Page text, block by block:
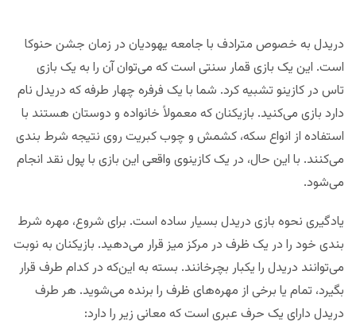
دریدل به خصوص مترادف با جامعه یهودیان در زمان جشن حنوکا
است. این یک بازی قمار سنتی است که می‌توان آن را به یک بازی
تاس در کازینو تشبیه کرد. شما با یک فرفره چهار طرفه که دریدل نام
دارد بازی می‌کنید. بازیکنان که معمولاً خانواده و دوستان هستند با
استفاده از انواع سکه، کشمش و چوب کبریت روی نتیجه شرط بندی
می‌کنند. با این حال، در یک کازینوی واقعی این بازی با پول نقد انجام
می‌شود.
یادگیری نحوه بازی دریدل بسیار ساده است. برای شروع، مهره شرط
بندی خود را در یک ظرف در مرکز میز قرار می‌دهید. بازیکنان به نوبت
می‌توانند دریدل را یکبار بچرخانند. بسته به این‌که در کدام طرف قرار
بگیرد، تمام یا برخی از مهره‌های ظرف را برنده می‌شوید. هر طرف
دریدل دارای یک حرف عبری است که معانی زیر را دارد: